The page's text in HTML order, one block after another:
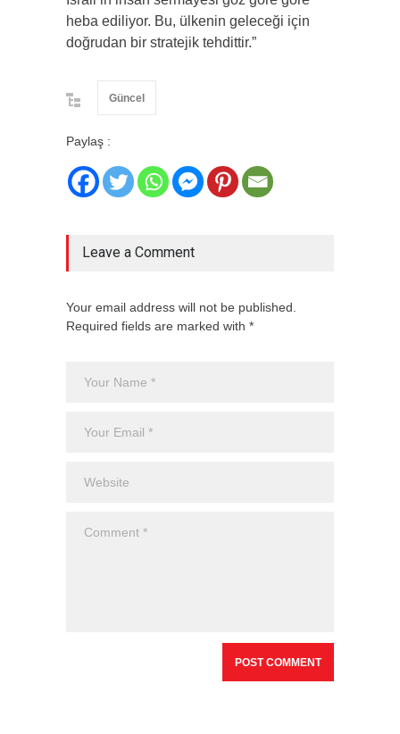
heba ediliyor. Bu, ülkenin geleceği için
doğrudan bir stratejik tehdittir.”
Güncel
Paylaş :
Leave a Comment
Your email address will not be published.
Required fields are marked with *